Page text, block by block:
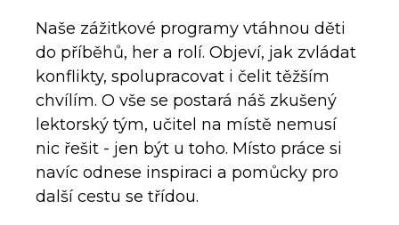
Naše zážitkové programy vtáhnou děti
do příběhů, her a rolí. Objeví, jak zvládat
konflikty, spolupracovat i čelit těžším
chvílím. O vše se postará náš zkušený
lektorský tým, učitel na místě nemusí
nic řešit - jen být u toho. Místo práce si
navíc odnese inspiraci a pomůcky pro
další cestu se třídou.